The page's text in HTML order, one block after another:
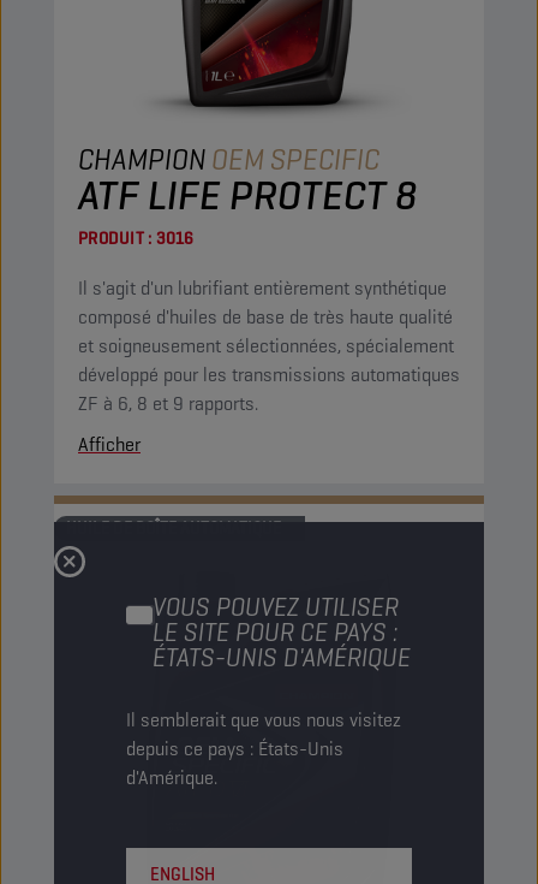
VOUS POUVEZ UTILISER
LE SITE POUR CE PAYS :
ÉTATS-UNIS D'AMÉRIQUE
Il semblerait que vous nous visitez
depuis ce pays : États-Unis
d'Amérique.
ENGLISH
CHAMPIONOEM SPECIFIC
ATF LIFE PROTECT 8
PRODUIT : 3016
Il s'agit d'un lubrifiant entièrement synthétique
composé d'huiles de base de très haute qualité
et soigneusement sélectionnées, spécialement
développé pour les transmissions automatiques
ZF à 6, 8 et 9 rapports.
Afficher
HUILE DE BOÎTE AUTOMATIQUE